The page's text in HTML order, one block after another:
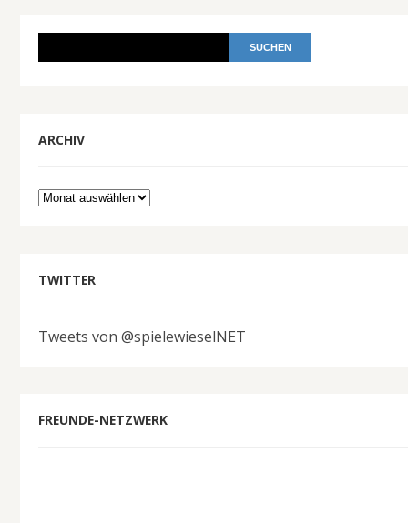
ARCHIV
Archiv
TWITTER
Tweets von @spielewieselNET
FREUNDE-NETZWERK